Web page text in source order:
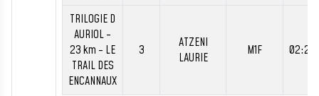
TRILOGIE D
AURIOL -
23 km - LE
TRAIL DES
ENCANNAUX
3
ATZENI
LAURIE
M1F